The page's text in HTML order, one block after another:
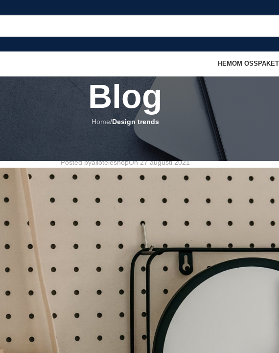
HEMOM OSS PAKET
Blog
Home/Design trends
DESIGN TRENDS
Reinterprets the classic bookshelf
Posted byalloteleshopOn 27 augusti 2021